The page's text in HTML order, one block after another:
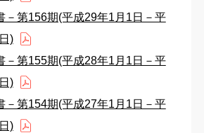
－第156期(平成29年1月1日－平
)
－第155期(平成28年1月1日－平
)
－第154期(平成27年1月1日－平
)